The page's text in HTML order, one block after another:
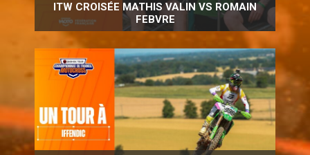
ITW CROISÉE MATHIS VALIN VS ROMAIN
FEBVRE